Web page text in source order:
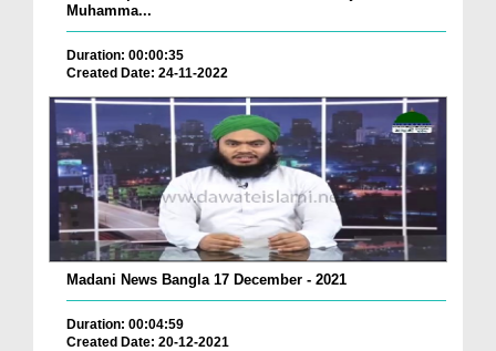
Muhamma...
Duration: 00:00:35
Created Date: 24-11-2022
Madani News Bangla 17 December - 2021
Duration: 00:04:59
Created Date: 20-12-2021